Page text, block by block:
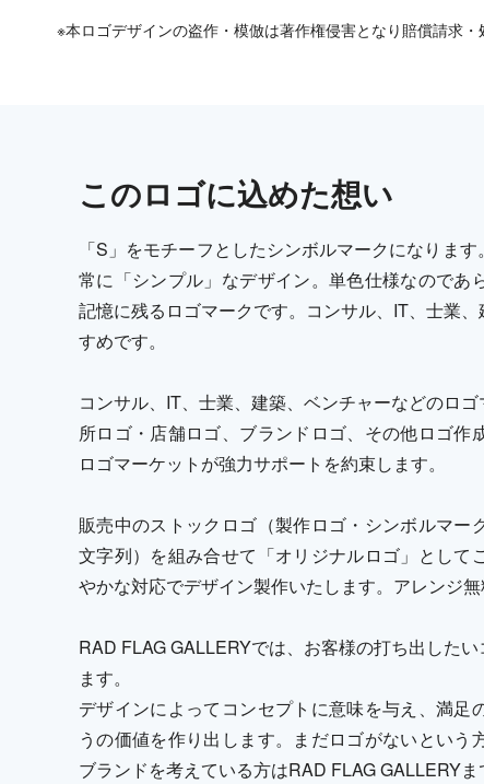
※本ロゴデザインの盗作・模倣は著作権侵害となり賠償請求・
このロゴに込めた想い
「S」をモチーフとしたシンボルマークになりま
常に「シンプル」なデザイン。単色仕様なのであ
記憶に残るロゴマークです。コンサル、IT、士業
すめです。
コンサル、IT、士業、建築、ベンチャーなどのロ
所ロゴ・店舗ロゴ、ブランドロゴ、その他ロゴ作
ロゴマーケットが強力サポートを約束します。
販売中のストックロゴ（製作ロゴ・シンボルマー
文字列）を組み合せて「オリジナルロゴ」として
やかな対応でデザイン製作いたします。アレンジ
RAD FLAG GALLERYでは、お客様の打ち出した
ます。
デザインによってコンセプトに意味を与え、満足
うの価値を作り出します。まだロゴがないという
ブランドを考えている方はRAD FLAG GALLERY